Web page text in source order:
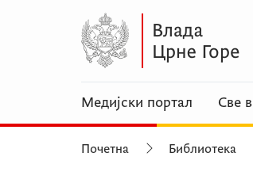
Медијски портал Све
Почетна Библиотека